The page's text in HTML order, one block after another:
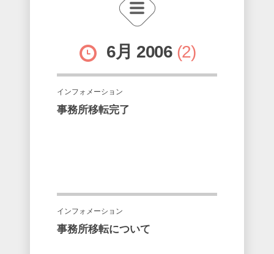
6月 2006 2
インフォメーション
事務所移転完了
インフォメーション
事務所移転について